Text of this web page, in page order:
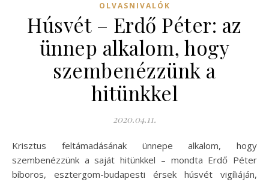
OLVASNIVALÓK
Húsvét – Erdő Péter: az
ünnep alkalom, hogy
szembenézzünk a
hitünkkel
2020.04.11.
Krisztus feltámadásának ünnepe alkalom, hogy
szembenézzünk a saját hitünkkel – mondta Erdő Péter
bíboros, esztergom-budapesti érsek húsvét vigíliáján,